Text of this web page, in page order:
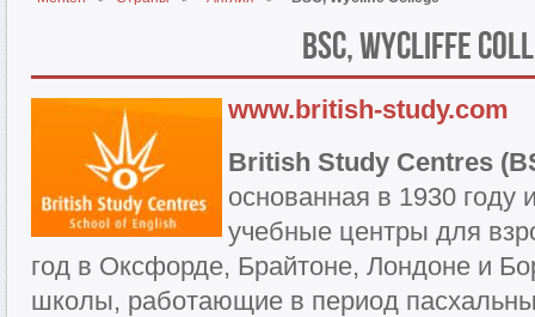
BSC, Wycliffe
www.british-study.com
British Study Centres
основанная в 1930
учебные центры для
год в Оксфорде, Брайтоне, Лондоне и
школы, работающие в период